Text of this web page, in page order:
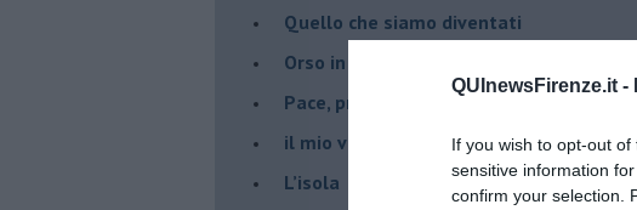
QUInewsFirenze.it -
If you wish to opt-out
sensitive information
confirm your selection.
Quello che siamo diventati
Orso in piedi…
​Pace, prima di tutto
​il mio viaggio ad Auschwitz.
​L’isola